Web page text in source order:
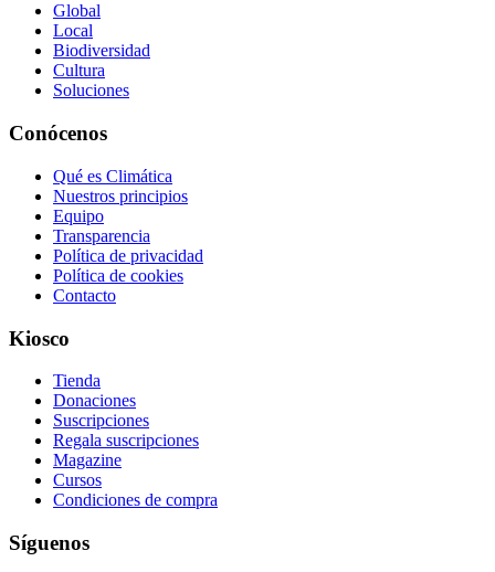
Global
Local
Biodiversidad
Cultura
Soluciones
Conócenos
Qué es Climática
Nuestros principios
Equipo
Transparencia
Política de privacidad
Política de cookies
Contacto
Kiosco
Tienda
Donaciones
Suscripciones
Regala suscripciones
Magazine
Cursos
Condiciones de compra
Síguenos